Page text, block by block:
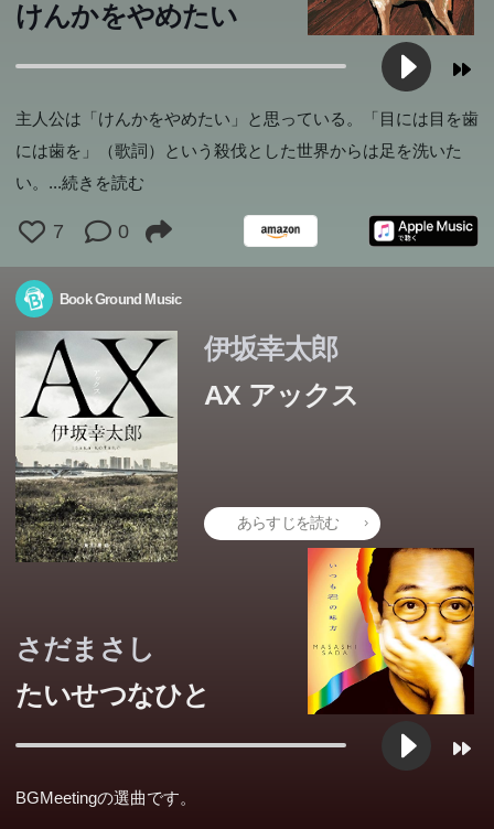
けんかをやめたい
主人公は「けんかをやめたい」と思っている。「目には目を歯
には歯を」（歌詞）という殺伐とした世界からは足を洗いた
い。 ...続きを読む
7 0
Book Ground Music
伊坂幸太郎
AX アックス
あらすじを読む
さだまさし
たいせつなひと
BGMeetingの選曲です。